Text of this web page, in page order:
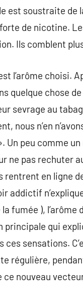
est soustraite de
de nicotine.
Ils comblent
l’arôme choisi.
quelque chose
sevrage au
nous n’en
peu comme
ne pas rechuter
en ligne
addictif
fumée ),
qui
sensations.
régulière,
ce nouveau